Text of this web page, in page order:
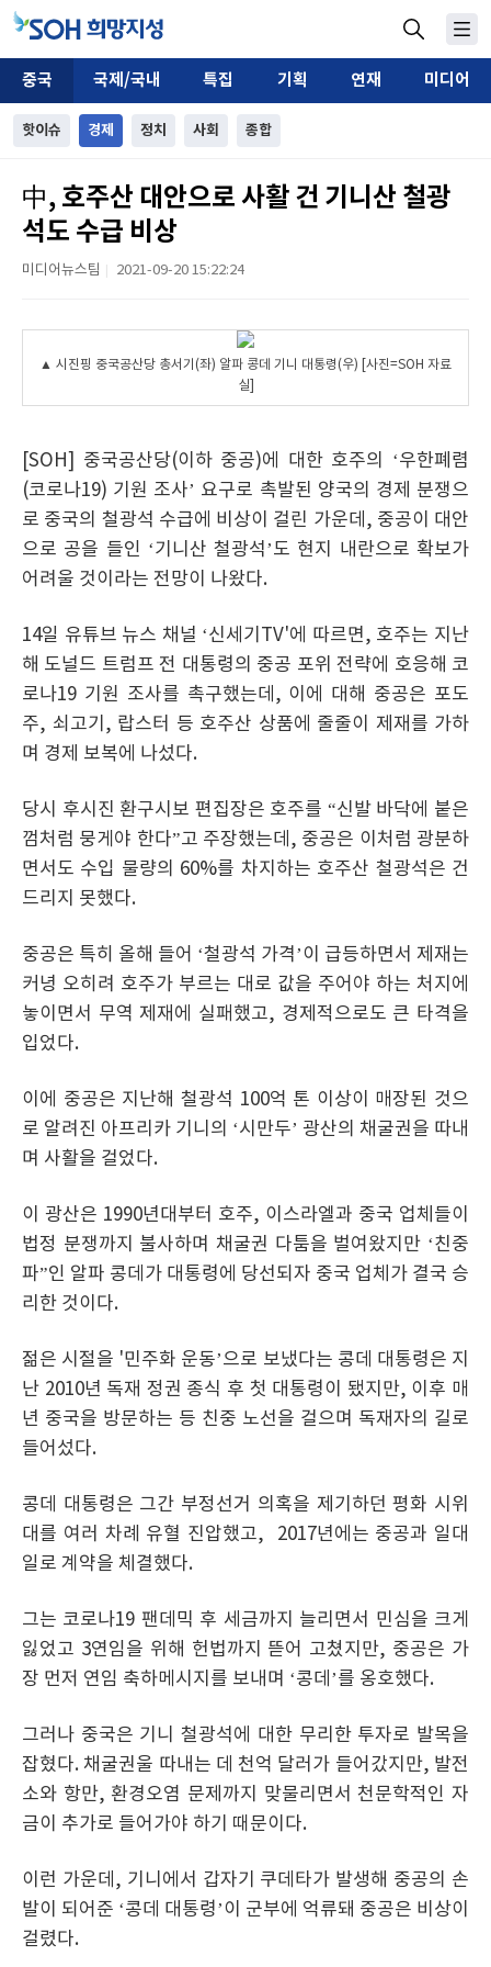
중국 국제/국내 특집 기획 연재 미디어
핫이슈 경제 정치 사회 종합
中, 호주산 대안으로 사활 건 기니산 철광
석도 수급 비상
미디어뉴스팀 2021-09-20 15:22:24
▲ 시진핑 중국공산당 총서기(좌) 알파 콩데 기니 대통령(우) [사진=SOH 자료
실]
[SOH] 중국공산당(이하 중공)에 대한 호주의 ‘우한폐렴
(코로나19) 기원 조사’ 요구로 촉발된 양국의 경제 분쟁으
로 중국의 철광석 수급에 비상이 걸린 가운데, 중공이 대안
으로 공을 들인 ‘기니산 철광석’도 현지 내란으로 확보가
어려울 것이라는 전망이 나왔다.
14일 유튜브 뉴스 채널 ‘신세기TV'에 따르면, 호주는 지난
해 도널드 트럼프 전 대통령의 중공 포위 전략에 호응해 코
로나19 기원 조사를 촉구했는데, 이에 대해 중공은 포도
주, 쇠고기, 랍스터 등 호주산 상품에 줄줄이 제재를 가하
며 경제 보복에 나섰다.
당시 후시진 환구시보 편집장은 호주를 “신발 바닥에 붙은
껌처럼 뭉게야 한다”고 주장했는데, 중공은 이처럼 광분하
면서도 수입 물량의 60%를 차지하는 호주산 철광석은 건
드리지 못했다.
중공은 특히 올해 들어 ‘철광석 가격’이 급등하면서 제재는
커녕 오히려 호주가 부르는 대로 값을 주어야 하는 처지에
놓이면서 무역 제재에 실패했고, 경제적으로도 큰 타격을
입었다.
이에 중공은 지난해 철광석 100억 톤 이상이 매장된 것으
로 알려진 아프리카 기니의 ‘시만두’ 광산의 채굴권을 따내
며 사활을 걸었다.
이 광산은 1990년대부터 호주, 이스라엘과 중국 업체들이
법정 분쟁까지 불사하며 채굴권 다툼을 벌여왔지만 ‘친중
파”인 알파 콩데가 대통령에 당선되자 중국 업체가 결국 승
리한 것이다.
젊은 시절을 '민주화 운동’으로 보냈다는 콩데 대통령은 지
난 2010년 독재 정권 종식 후 첫 대통령이 됐지만, 이후 매
년 중국을 방문하는 등 친중 노선을 걸으며 독재자의 길로
들어섰다.
콩데 대통령은 그간 부정선거 의혹을 제기하던 평화 시위
대를 여러 차례 유혈 진압했고, 2017년에는 중공과 일대
일로 계약을 체결했다.
그는 코로나19 팬데믹 후 세금까지 늘리면서 민심을 크게
잃었고 3연임을 위해 헌법까지 뜯어 고쳤지만, 중공은 가
장 먼저 연임 축하메시지를 보내며 ‘콩데’를 옹호했다.
그러나 중국은 기니 철광석에 대한 무리한 투자로 발목을
잡혔다. 채굴권울 따내는 데 천억 달러가 들어갔지만, 발전
소와 항만, 환경오염 문제까지 맞물리면서 천문학적인 자
금이 추가로 들어가야 하기 때문이다.
이런 가운데, 기니에서 갑자기 쿠데타가 발생해 중공의 손
발이 되어준 ‘콩데 대통령’이 군부에 억류돼 중공은 비상이
걸렸다.